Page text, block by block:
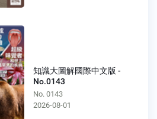
知識大圖解國際中文版 -
No.0143
No. 0143
2026-08-01